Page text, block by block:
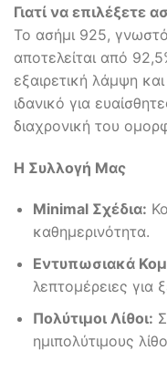
Γιατί να επιλέξετε
Το ασήμι 925,
αποτελείται από
εξαιρετική λάμψη
ιδανικό για
διαχρονική του
Η Συλλογή Μας
Minimal Σχέδια:
καθημερινότητα.
Εντυπωσιακά
λεπτομέρειες για
Πολύτιμοι Λίθοι:
ημιπολύτιμους